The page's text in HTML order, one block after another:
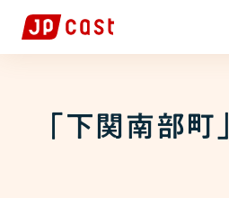
「 下関南部町